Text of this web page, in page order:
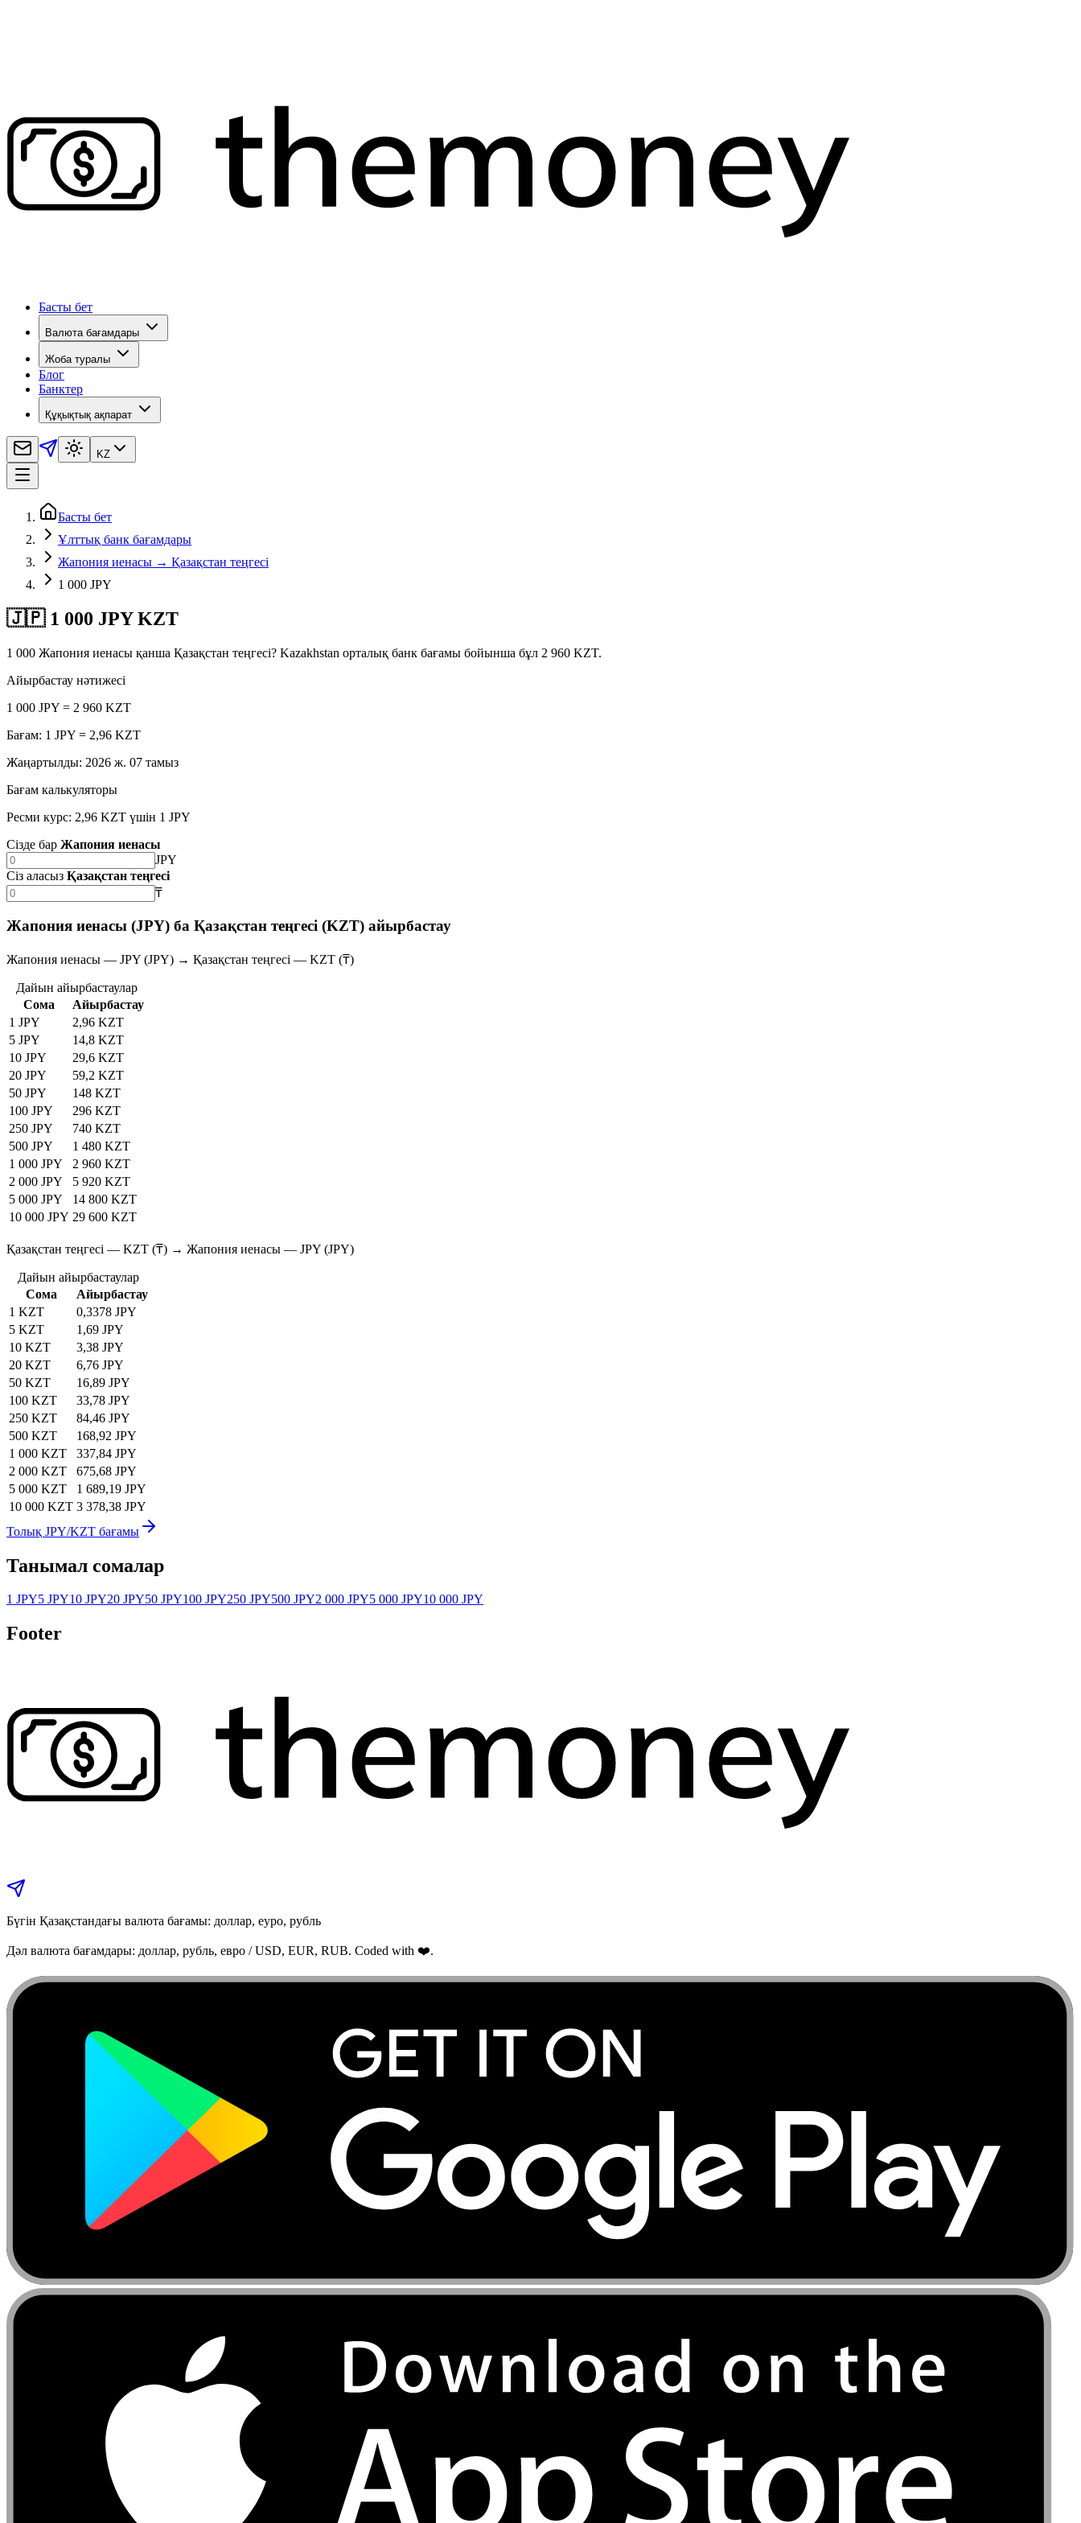
Басты бет
Валюта бағамдары
Жоба туралы
Блог
Банктер
Құқықтық ақпарат
KZ
Басты бет
Ұлттық банк бағамдары
Жапония иенасы → Қазақстан теңгесі
1 000 JPY
🇯🇵 1 000 JPY KZT
1 000 Жапония иенасы қанша Қазақстан теңгесі? Kazakhstan орталық банк бағамы бойынша бұл 2 960 KZT.
Айырбастау нәтижесі
1 000 JPY = 2 960 KZT
Бағам: 1 JPY = 2,96 KZT
Жаңартылды: 2026 ж. 07 тамыз
Бағам калькуляторы
Ресми курс: 2,96 KZT үшін 1 JPY
Сізде бар Жапония иенасы
JPY
Сіз аласыз Қазақстан теңгесі
₸
Жапония иенасы (JPY) ба Қазақстан теңгесі (KZT) айырбастау
Жапония иенасы — JPY (JPY) → Қазақстан теңгесі — KZT (₸)
Дайын айырбастаулар
Сома
Айырбастау
1 JPY
2,96 KZT
5 JPY
14,8 KZT
10 JPY
29,6 KZT
20 JPY
59,2 KZT
50 JPY
148 KZT
100 JPY
296 KZT
250 JPY
740 KZT
500 JPY
1 480 KZT
1 000 JPY
2 960 KZT
2 000 JPY
5 920 KZT
5 000 JPY
14 800 KZT
10 000 JPY 29 600 KZT
Қазақстан теңгесі — KZT (₸) → Жапония иенасы — JPY (JPY)
Дайын айырбастаулар
Сома
Айырбастау
1 KZT
0,3378 JPY
5 KZT
1,69 JPY
10 KZT
3,38 JPY
20 KZT
6,76 JPY
50 KZT
16,89 JPY
100 KZT
33,78 JPY
250 KZT
84,46 JPY
500 KZT
168,92 JPY
1 000 KZT
337,84 JPY
2 000 KZT
675,68 JPY
5 000 KZT
1 689,19 JPY
10 000 KZT 3 378,38 JPY
Толық JPY/KZT бағамы
Танымал сомалар
1 JPY5 JPY10 JPY20 JPY50 JPY100 JPY250 JPY500 JPY2 000 JPY5 000 JPY10 000 JPY
Footer
Бүгін Қазақстандағы валюта бағамы: доллар, еуро, рубль
Дәл валюта бағамдары: доллар, рубль, евро / USD, EUR, RUB. Coded with ❤️.